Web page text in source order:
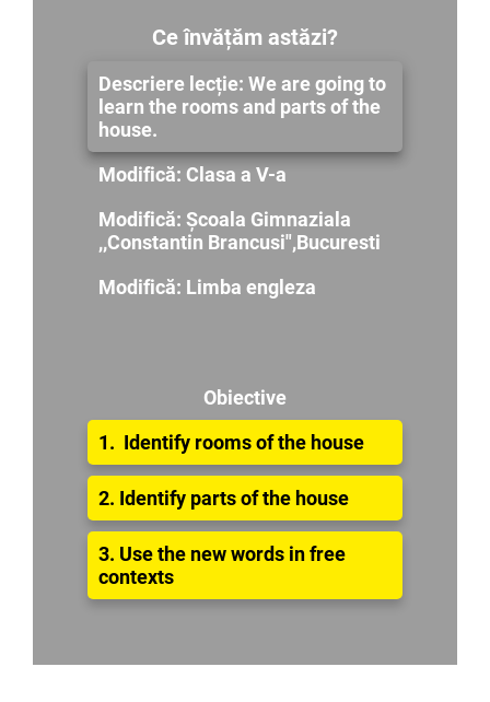
Ce învățăm astăzi?
Descriere lecție: We are going to
learn the rooms and parts of the
house.
Modifică: Clasa a V-a
Modifică: Școala Gimnaziala
,,Constantin Brancusi",Bucuresti
Modifică: Limba engleza
Obiective
1. Identify rooms of the house
2. Identify parts of the house
3. Use the new words in free
contexts